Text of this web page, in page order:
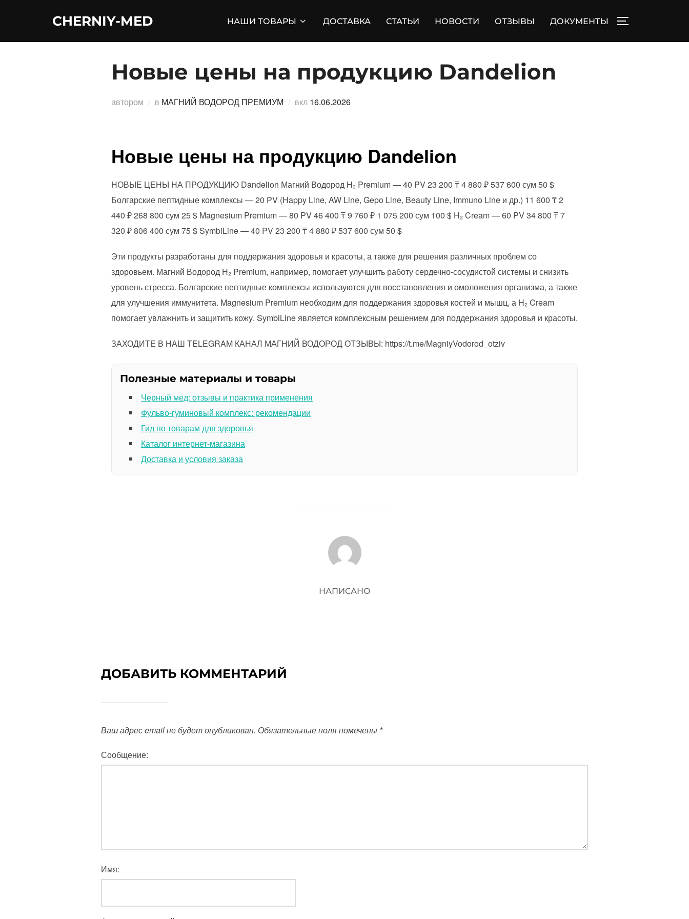
CHERNIY-MED НАШИ ТОВАРЫ ДОСТАВКА СТАТЬИ НОВОСТИ ОТЗЫВЫ ДОКУМЕНТЫ
Новые цены на продукцию Dandelion
автором в МАГНИЙ ВОДОРОД ПРЕМИУМ вкл Опубликовано
16.06.2026
Новые цены на продукцию Dandelion
НОВЫЕ ЦЕНЫ НА ПРОДУКЦИЮ Dandelion Магний Водород H₂ Premium — 40 PV 23 200 ₸ 4 880 ₽ 537 600 сум 50 $
Болгарские пептидные комплексы — 20 PV (Happy Line, AW Line, Gepo Line, Beauty Line, Immuno Line и др.) 11 600 ₸ 2
440 ₽ 268 800 сум 25 $ Magnesium Premium — 80 PV 46 400 ₸ 9 760 ₽ 1 075 200 сум 100 $ H₂ Cream — 60 PV 34 800 ₸ 7
320 ₽ 806 400 сум 75 $ SymbiLine — 40 PV 23 200 ₸ 4 880 ₽ 537 600 сум 50 $
Эти продукты разработаны для поддержания здоровья и красоты, а также для решения различных проблем со
здоровьем. Магний Водород H₂ Premium, например, помогает улучшить работу сердечно-сосудистой системы и снизить
уровень стресса. Болгарские пептидные комплексы используются для восстановления и омоложения организма, а также
для улучшения иммунитета. Magnesium Premium необходим для поддержания здоровья костей и мышц, а H₂ Cream
помогает увлажнить и защитить кожу. SymbiLine является комплексным решением для поддержания здоровья и красоты.
ЗАХОДИТЕ В НАШ TELEGRAM КАНАЛ МАГНИЙ ВОДОРОД ОТЗЫВЫ: https://t.me/MagniyVodorod_otziv
Полезные материалы и товары
Черный мед: отзывы и практика применения
Фульво-гуминовый комплекс: рекомендации
Гид по товарам для здоровья
Каталог интернет-магазина
Доставка и условия заказа
АВТОР ЗАПИСИ
НАПИСАНО
ДОБАВИТЬ КОММЕНТАРИЙ
Ваш адрес email не будет опубликован. Обязательные поля помечены *
Сообщение:
Имя: